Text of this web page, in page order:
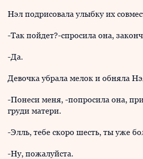
Нэл подрисовала улыбку их
-Так пойдет?-спросила она,
-Да.
Девочка убрала мелок и обняла
-Понеси меня, -попросила она,
груди матери.
-Элль, тебе скоро шесть, ты уже
-Ну, пожалуйста.